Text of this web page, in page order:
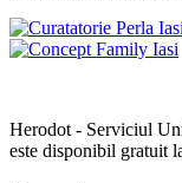
Herodot - Serviciul
este disponibil gratuit